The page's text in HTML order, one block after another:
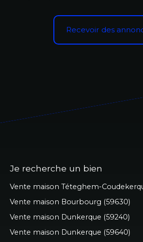
Recevoir des
Je recherche un bien
Vente maison Téteghem-
Vente maison Bourbourg (59630)
Vente maison Dunkerque (59240)
Vente maison Dunkerque (59640)